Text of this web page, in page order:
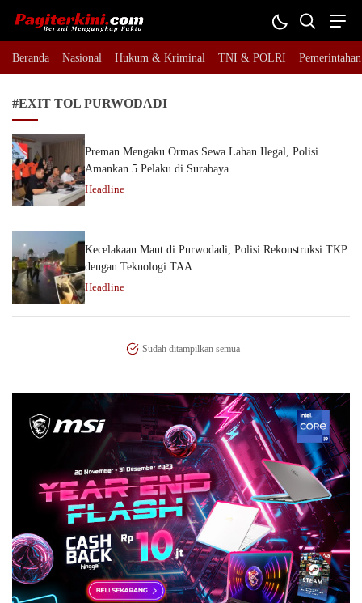
Pagiterkini.com
Berani Mengungkap Fakta
Beranda Nasional Hukum & Kriminal TNI & POLRI Pemerintahan
#EXIT TOL PURWODADI
Preman Mengaku Ormas Sewa Lahan Ilegal, Polisi
Amankan 5 Pelaku di Surabaya
Headline
Kecelakaan Maut di Purwodadi, Polisi Rekonstruksi TKP
dengan Teknologi TAA
Headline
Sudah ditampilkan semua